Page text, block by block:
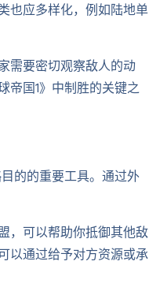
也应多样化，例如陆地单
需要密切观察敌人的动
帝国1》中制胜的关键之
的的重要工具。通过外
，可以帮助你抵御其他敌
以通过给予对方资源或承